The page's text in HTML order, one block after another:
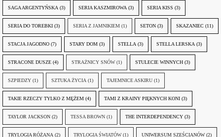
SAGA ARGENTYŃSKA (3) SERIA KASZMIROWA (3) SERIA KISS (3)
SERIA DO TOREBKI (3) SERIA Z JAMNIKIEM (1) SETON (3) SKAZANIEC (11)
STACJA JAGODNO (7) STARY DOM (3) STELLA (3) STELLA LERSKA (3)
STRACONE DUSZE (4) STRAŻNICY SNÓW (1) STULECIE WINNYCH (3)
SZPIEDZY (1) SZTUKA ŻYCIA (1) TAJEMNICE ASKIRU (1)
TAKIE RZECZY TYLKO Z MĘŻEM (4) TAMI Z KRAINY PIĘKNYCH KONI (3)
TAYLOR JACKSON (2) TESSA BROWN (1) THE INTERDEPENDENCY (3)
TRYLOGIA RÓŻANA (2) TRYLOGIA ŚWIATÓW (1) UNIWERSUM SZEŚCIANÓW (2)